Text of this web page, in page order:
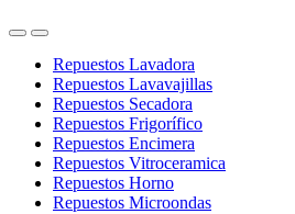
OpenClose
Repuestos Lavadora
Repuestos Lavavajillas
Repuestos Secadora
Repuestos Frigorífico
Repuestos Encimera
Repuestos Vitroceramica
Repuestos Horno
Repuestos Microondas